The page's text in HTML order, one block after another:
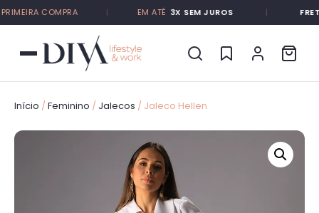
COMPRA EM ATÉ 3X SEM JUROS
Início /Feminino / Jalecos / Jaleco Hellen